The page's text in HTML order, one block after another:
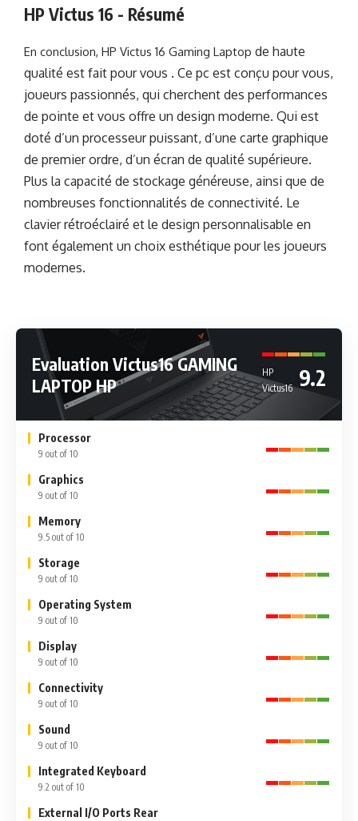
HP Victus 16 - Résumé
En conclusion, HP Victus 16 Gaming Laptop de haute
qualité est fait pour vous . Ce pc est conçu pour vous,
joueurs passionnés, qui cherchent des performances
de pointe et vous offre un design moderne. Qui est
doté d’un processeur puissant, d’une carte graphique
de premier ordre, d’un écran de qualité supérieure.
Plus la capacité de stockage généreuse, ainsi que de
nombreuses fonctionnalités de connectivité. Le
clavier rétroéclairé et le design personnalisable en
font également un choix esthétique pour les joueurs
modernes.
Evaluation Victus16 GAMING
LAPTOP​ HP
HP
Victus16 9.2
Processor
9 out of 10
Graphics
9 out of 10
Memory
9.5 out of 10
Storage
9 out of 10
Operating System
9 out of 10
Display
9 out of 10
Connectivity
9 out of 10
Sound
9 out of 10
Integrated Keyboard
9.2 out of 10
External I/O Ports Rear